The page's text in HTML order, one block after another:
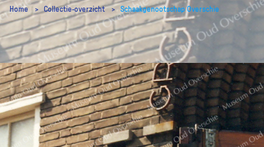
Home Collectie-overzicht Schaakgenootschap Overschie